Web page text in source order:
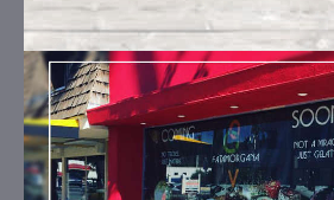
speziato (zucchero di canna,
semi di cardamomo verde,
zafferano)